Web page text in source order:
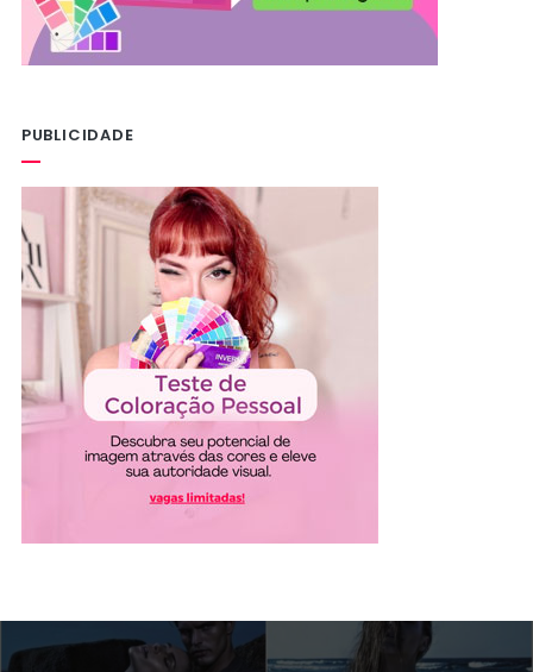
PUBLICIDADE